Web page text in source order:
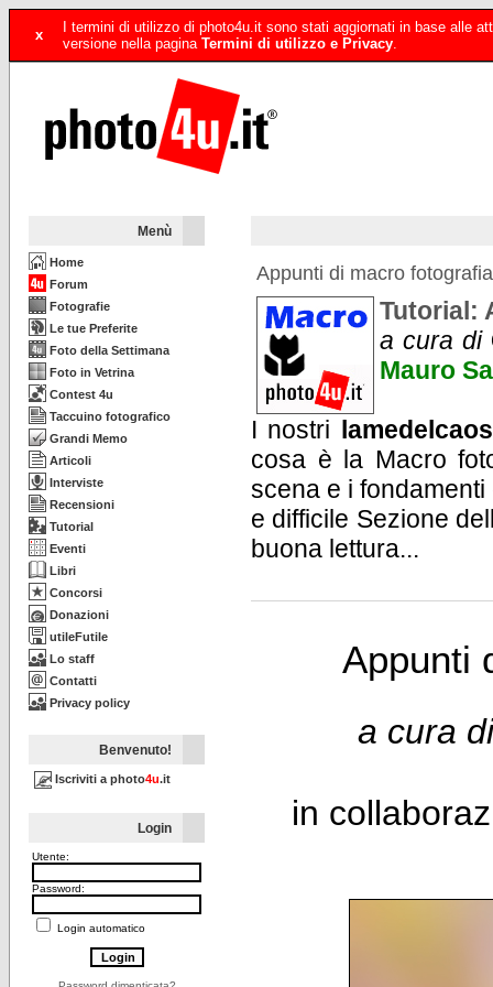
x
I termini di utilizzo di photo4u.it sono stati aggiornati in base alle
versione nella pagina Termini di utilizzo e Privacy.
Menù
Home
Forum
Fotografie
Le tue Preferite
Foto della Settimana
Foto in Vetrina
Contest 4u
Taccuino fotografico
Grandi Memo
Articoli
Interviste
Recensioni
Tutorial
Eventi
Libri
Concorsi
Donazioni
utileFutile
Lo staff
Contatti
Privacy policy
Benvenuto!
Iscriviti a photo4u.it
Login
Utente:
Password:
Login automatico
Appunti di macro
Tutorial:
a cura di
Mauro
I nostri
cosa è la Macro
scena e i
e difficile Sezione
buona lettura...
Appunti
a cura di
in